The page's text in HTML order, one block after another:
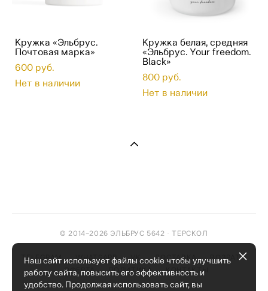
Кружка «Эльбрус.
Почтовая марка»
600 pуб.
Нет в наличии
Кружка белая, средняя
«Эльбрус. Your freedom.
Black»
800 pуб.
Нет в наличии
© 2014–2026 ЭЛЬБРУС 5642 · ТЕРСКОЛ
TELEGRAM WHATSAPP VK ДОСТАВКА
ВОЗРАТ
ОФЕРТА
ПОЛИТИКАКОНТАКТЫ
Наш сайт использует файлы cookie чтобы улучшить
работу сайта, повысить его эффективность и
удобство. Продолжая использовать сайт, вы